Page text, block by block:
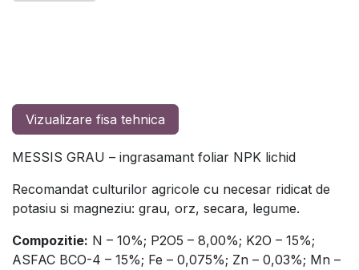
Vizualizare fisa tehnica
MESSIS GRAU – ingrasamant foliar NPK lichid
Recomandat culturilor agricole cu necesar ridicat de
potasiu si magneziu: grau, orz, secara, legume.
Compozitie: N – 10%; P2O5 – 8,00%; K2O – 15%;
ASFAC BCO-4 – 15%; Fe – 0,075%; Zn – 0,03%; Mn –